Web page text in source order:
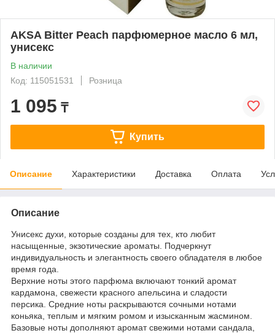
AKSA Bitter Peach парфюмерное масло 6 мл,
унисекс
В наличии
Код: 115051531
Розница
1 095 ₸
Купить
Описание Характеристики Доставка Оплата
Описание
Унисекс духи, которые созданы для тех, кто любит
насыщенные, экзотические ароматы. Подчеркнут
индивидуальность и элегантность своего обладателя в любое
время года.
Верхние ноты этого парфюма включают тонкий аромат
кардамона, свежести красного апельсина и сладости
персика. Средние ноты раскрываются сочными нотами
коньяка, теплым и мягким ромом и изысканным жасмином.
Базовые ноты дополняют аромат свежими нотами сандала,